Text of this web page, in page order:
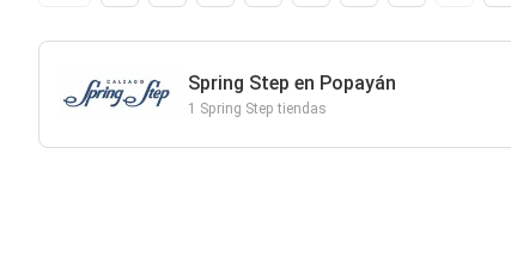
Spring Step en Popayán
1 Spring Step tiendas